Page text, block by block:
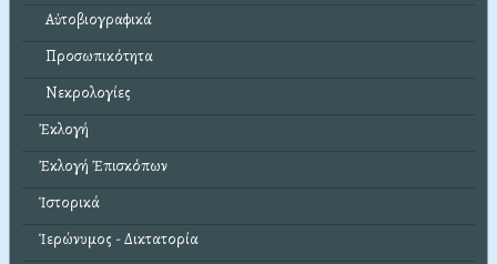
Αὐτοβιογραφικά
Προσωπικότητα
Νεκρολογίες
Ἐκλογή
Ἐκλογή Ἐπισκόπων
Ἱστορικά
Ἱερώνυμος - Δικτατορία